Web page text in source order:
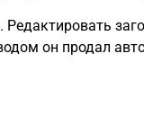
он продал
После